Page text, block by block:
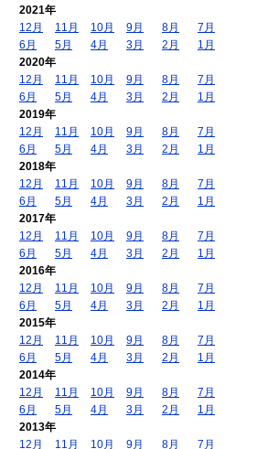
2021年
12月
11月 10月 9月 8月
7月
6月
5月 4月 3月 2月
1月
2020年
12月
11月 10月 9月 8月
7月
6月
5月 4月 3月 2月
1月
2019年
12月
11月 10月 9月 8月
7月
6月
5月 4月 3月 2月
1月
2018年
12月
11月 10月 9月 8月
7月
6月
5月 4月 3月 2月
1月
2017年
12月
11月 10月 9月 8月
7月
6月
5月 4月 3月 2月
1月
2016年
12月
11月 10月 9月 8月
7月
6月
5月 4月 3月 2月
1月
2015年
12月
11月 10月 9月 8月
7月
6月
5月 4月 3月 2月
1月
2014年
12月
11月 10月 9月 8月
7月
6月
5月 4月 3月 2月
1月
2013年
12月
11月 10月 9月 8月 7月